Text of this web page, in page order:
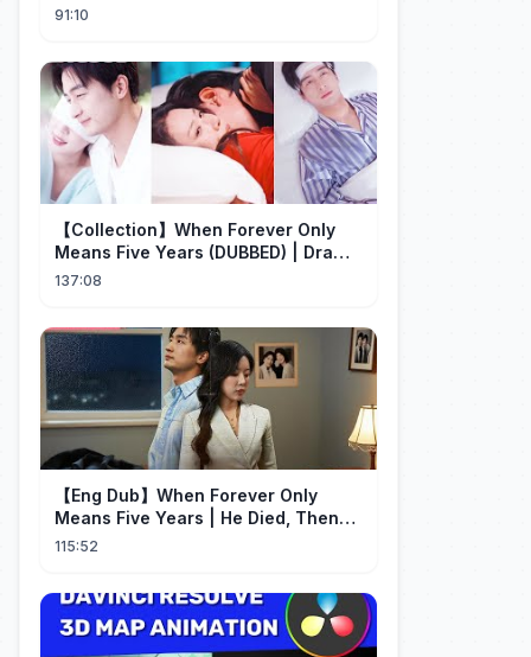
91:10
【Collection】When Forever Only
Means Five Years (DUBBED) | Drama
Talk
137:08
【Eng Dub】When Forever Only
Means Five Years | He Died, Then
Returned for Payback | Cdrama
115:52